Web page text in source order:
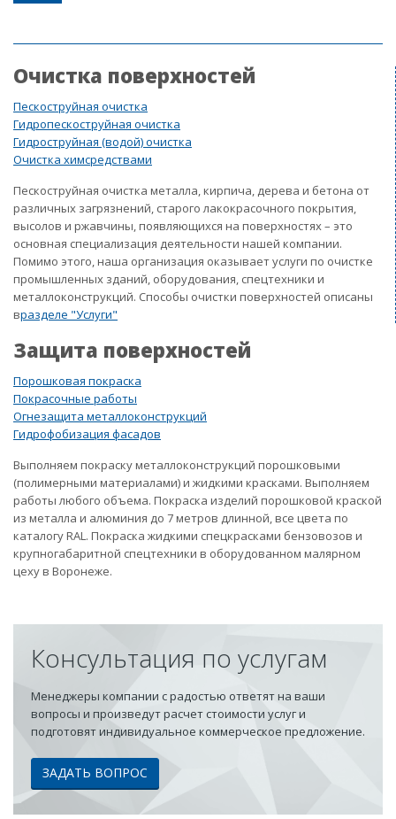
Очистка поверхностей
Пескоструйная очистка
Гидропескоструйная очистка
Гидроструйная (водой) очистка
Очистка химсредствами
Пескоструйная очистка металла, кирпича, дерева и бетона от
различных загрязнений, старого лакокрасочного покрытия,
высолов и ржавчины, появляющихся на поверхностях – это
основная специализация деятельности нашей компании.
Помимо этого, наша организация оказывает услуги по очистке
промышленных зданий, оборудования, спецтехники и
металлоконструкций. Способы очистки поверхностей описаны
вразделе "Услуги"
Защита поверхностей
Порошковая покраска
Покрасочные работы
Огнезащита металлоконструкций
Гидрофобизация фасадов
Выполняем покраску металлоконструкций порошковыми
(полимерными материалами) и жидкими красками. Выполняем
работы любого объема. Покраска изделий порошковой краской
из металла и алюминия до 7 метров длинной, все цвета по
каталогу RAL. Покраска жидкими спецкрасками бензовозов и
крупногабаритной спецтехники в оборудованном малярном
цеху в Воронеже.
Консультация по услугам
Менеджеры компании с радостью ответят на ваши
вопросы и произведут расчет стоимости услуг и
подготовят индивидуальное коммерческое предложение.
ЗАДАТЬ ВОПРОС